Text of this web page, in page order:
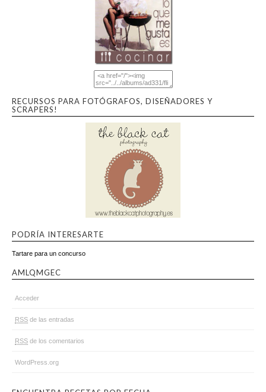
RECURSOS PARA FOTÓGRAFOS, DISEÑADORES Y
SCRAPERS!
PODRÍA INTERESARTE
Tartare para un concurso
AMLQMGEC
Acceder
RSS de las entradas
RSS de los comentarios
WordPress.org